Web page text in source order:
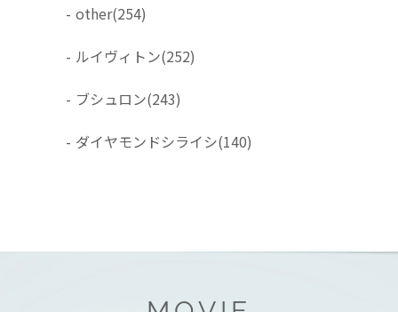
- other(254)
- ルイヴィトン(252)
- ブシュロン(243)
- ダイヤモンドシライシ(140)